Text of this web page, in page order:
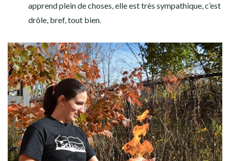
apprend plein de choses, elle est très sympathique, c’est
drôle, bref, tout bien.